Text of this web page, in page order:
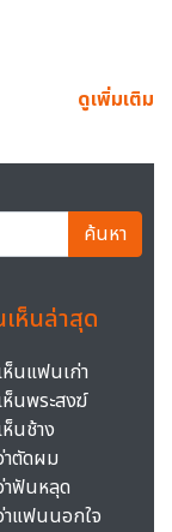
ดูเพิ่มเติม
ค้นหา
ห็นล่าสุด
นแฟนเก่า
นพระสงฆ์
นช้าง
ตัดผม
ฟันหลุด
แฟนนอกใจ